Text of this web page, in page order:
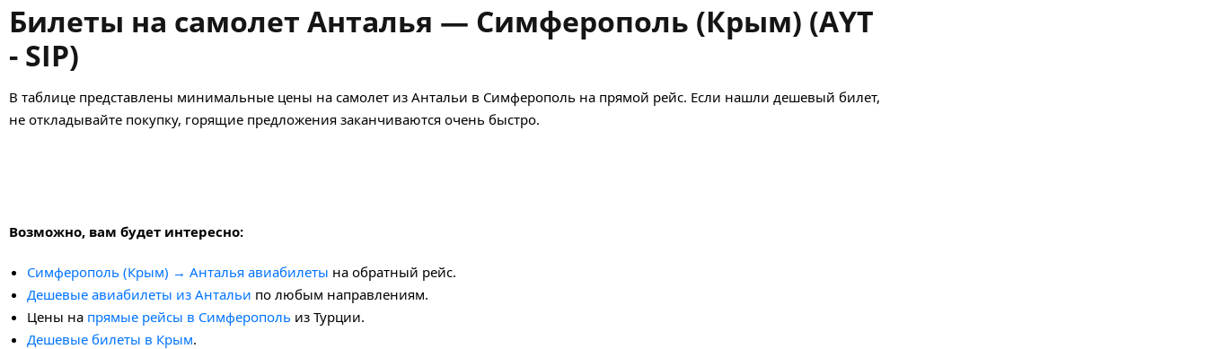
Билеты на самолет Анталья — Симферополь (Крым) (AYT
- SIP)
В таблице представлены минимальные цены на самолет из Антальи в Симферополь на прямой рейс. Если нашли дешевый билет,
не откладывайте покупку, горящие предложения заканчиваются очень быстро.
Возможно, вам будет интересно:
Симферополь (Крым) → Анталья авиабилеты на обратный рейс.
Дешевые авиабилеты из Антальи по любым направлениям.
Цены на прямые рейсы в Симферополь из Турции.
Дешевые билеты в Крым.